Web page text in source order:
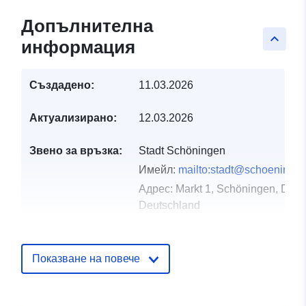
keyboard_arrow_up
Допълнителна
информация
Създадено: 11.03.2026
Актуализирано: 12.03.2026
Звено за връзка:
Stadt Schöningen
Имейл:
Адрес: Markt 1, Schöningen, D-
Deutschland
wohnen/bauleitplanung/
Показване на повече